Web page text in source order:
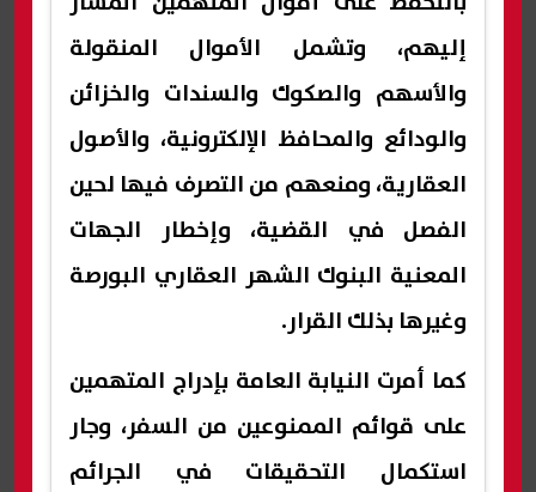
إليهم، وتشمل الأموال المنقولة
والأسهم والصكوك والسندات والخزائن
والودائع والمحافظ الإلكترونية، والأصول
العقارية، ومنعهم من التصرف فيها لحين
الفصل في القضية، وإخطار الجهات
المعنية البنوك الشهر العقاري البورصة
وغيرها بذلك القرار.
كما أمرت النيابة العامة بإدراج المتهمين
على قوائم الممنوعين من السفر، وجار
استكمال التحقيقات في الجرائم